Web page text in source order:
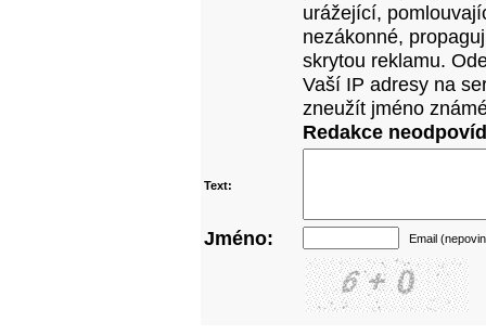
urážející,
nezákonné,
skrytou reklamu.
Vaší IP adresy na
zneužít jméno
Redakce
Text:
Jméno: Email